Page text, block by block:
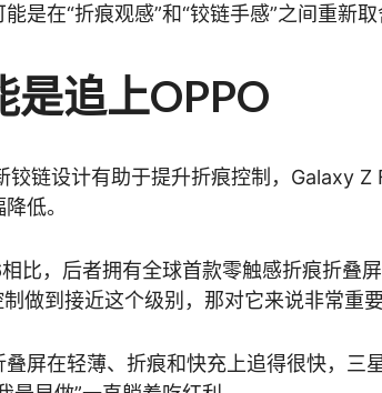
是在“折痕观感”和“铰链手感”之间重新取
是追上OPPO
铰链设计有助于提升折痕控制，Galaxy Z
低。
比，后者拥有全球首款零触感折痕折叠
做到接近这个级别，那对它来说非常重要
屏在轻薄、折痕和快充上追得很快，三